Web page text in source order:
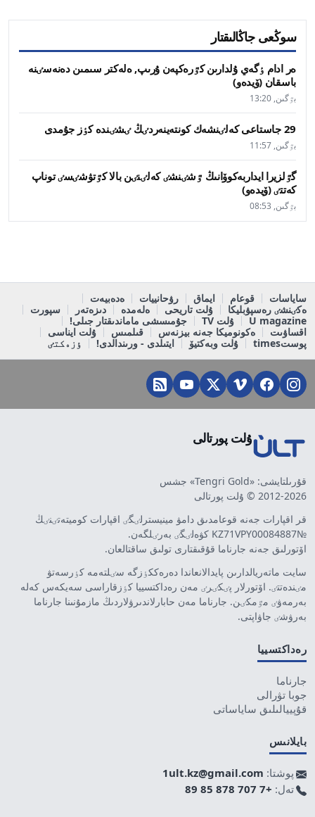
سوڭعى جاڭالىقتار
ەر ادام ٶگەي ۇلدارىن كٷرەكپەن ۇرىپ, ەلەكتر سىمىن دەنەسٸنە
باسقان (ۆيدەو)
بٷگىن, 13:20
29 جاستاعى كەلٸنشەك كونتەينەردٸڭ ٸشٸندە كٶز جۇمدى
بٷگىن, 11:57
گٷلزيرا ايداربەكوۆانىڭ ٷشٸنشٸ كەلٸنٸن بالا كٷتۋشٸسٸ توناپ
كەتتٸ (ۆيدەو)
بٷگىن, 08:53
ساياسات قوعام ايماق رۋحانييات
ەدەبيەت
ەكٸنشٸ رەسپۋبليكا
ۇلت تاريحى ەلەمدە دىزەتەر
سپورت
U magazine
ۇلت TV
جۇمىسشى ماماندىقتار جىلى!
اقساۋىت
ەكونوميكا جەنە بيزنەس قىلمىس
ۇلت ايناسى
پوستtimes
ۇلت وبەكتيۆ ايتىلدى - ورىندالدى! ٶزەكتٸ
ۇلت پورتالى
قۇرىلتايشى: «Tengri Gold» جشس
2012-2026 © ۇلت پورتالى
قر اقپارات جەنە قوعامدىق دامۋ مينيسترلٸگٸ اقپارات كوميتەتٸنٸڭ
№KZ71VPY00084887 كۋەلٸگٸ بەرٸلگەن.
اۆتورلىق جەنە جارناما قۇقىقتارى تولىق ساقتالعان.
سايت ماتەريالدارىن پايدالانعاندا دەرەككٶزگە سٸلتەمە كٶرسەتۋ
مٸندەتتٸ. اۆتورلار پٸكٸرٸ مەن رەداكتسييا كٶزقاراسى سەيكەس كەلە
بەرمەۋٸ مٷمكٸن. جارناما مەن حابارلاندىرۋلاردىڭ مازمۇنىنا جارناما
بەرۋشٸ جاۋاپتى.
رەداكتسييا
جارناما
جوبا تۋرالى
قۇپييالىلىق ساياساتى
بايلانىس
پوشتا: 1ult.kz@gmail.com
تەل: +7 707 878 85 89